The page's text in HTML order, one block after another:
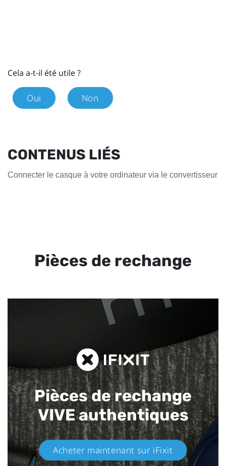
Cela a-t-il été utile ?
Oui Non
CONTENUS LIÉS
Connecter le casque à votre ordinateur via le convertisseur
Pièces de rechange
Pièces de rechange
VIVE authentiques​
Acheter maintenant sur iFixit​